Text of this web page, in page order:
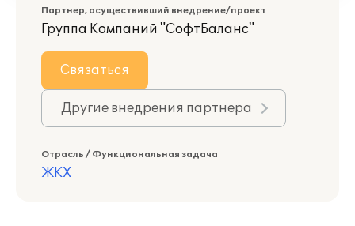
Партнер, осуществивший внедрение/проект
Группа Компаний "СофтБаланс"
Связаться
Другие внедрения партнера
Отрасль / Функциональная задача
ЖКХ